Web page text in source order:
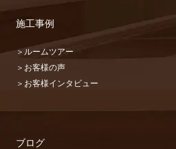
施工事例
＞ルームツアー
＞お客様の声
＞お客様インタビュー
ブログ